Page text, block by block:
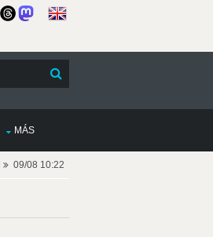
MÁS
09/08 10:22